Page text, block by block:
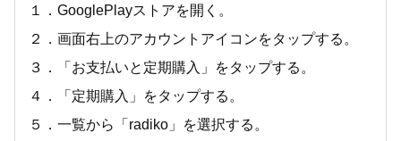
１．GooglePlayストアを開く。
２．画面右上のアカウントアイコンをタップする。
３．「お支払いと定期購入」をタップする。
４．「定期購入」をタップする。
５．一覧から「radiko」を選択する。